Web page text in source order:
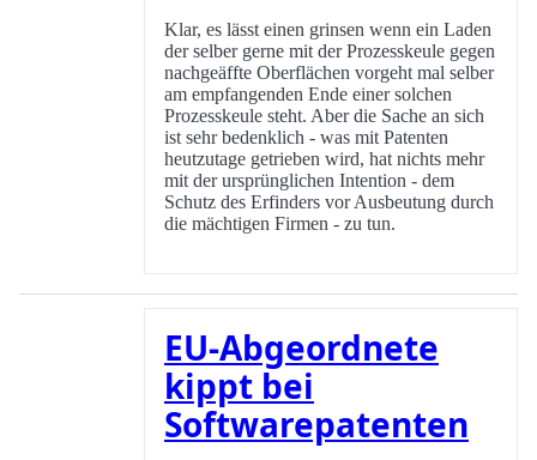
Klar, es lässt einen grinsen wenn ein Laden
der selber gerne mit der Prozesskeule gegen
nachgeäffte Oberflächen vorgeht mal selber
am empfangenden Ende einer solchen
Prozesskeule steht. Aber die Sache an sich
ist sehr bedenklich - was mit Patenten
heutzutage getrieben wird, hat nichts mehr
mit der ursprünglichen Intention - dem
Schutz des Erfinders vor Ausbeutung durch
die mächtigen Firmen - zu tun.
EU-Abgeordnete
kippt bei
Softwarepatenten